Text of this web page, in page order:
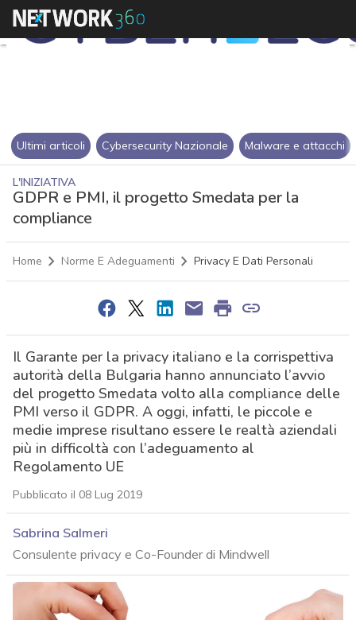
Ultimi articoli Cybersecurity Nazionale Malware e attacchi
L'INIZIATIVA
GDPR e PMI, il progetto Smedata per la
compliance
Home Norme E Adeguamenti Privacy E Dati Personali
Il Garante per la privacy italiano e la corrispettiva
autorità della Bulgaria hanno annunciato l’avvio
del progetto Smedata volto alla compliance delle
PMI verso il GDPR. A oggi, infatti, le piccole e
medie imprese risultano essere le realtà aziendali
più in difficoltà con l’adeguamento al
Regolamento UE
Pubblicato il 08 Lug 2019
Sabrina Salmeri
Consulente privacy e Co-Founder di Mindwell